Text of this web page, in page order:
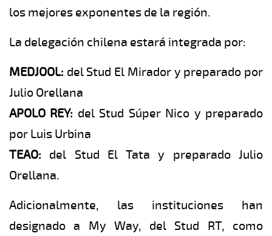
los mejores exponentes de la región.
La delegación chilena estará integrada por:
MEDJOOL: del Stud El Mirador y preparado por
Julio Orellana
APOLO REY: del Stud Súper Nico y preparado
por Luis Urbina
TEAO: del Stud El Tata y preparado Julio
Orellana.
Adicionalmente, las instituciones han
designado a My Way, del Stud RT, como